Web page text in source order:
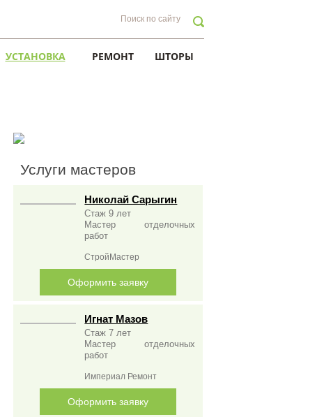
УСТАНОВКА РЕМОНТ ШТОРЫ
Услуги мастеров
Николай Сарыгин
Стаж 9 лет
Мастер отделочных
работ
СтройМастер
Оформить заявку
Игнат Мазов
Стаж 7 лет
Мастер отделочных
работ
Империал Ремонт
Оформить заявку